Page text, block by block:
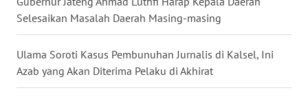
Selesaikan Masalah Daerah Masing-masing
Ulama Soroti Kasus Pembunuhan Jurnalis di Kalsel, Ini
Azab yang Akan Diterima Pelaku di Akhirat
WN
BABEL
WN
SUMBAR